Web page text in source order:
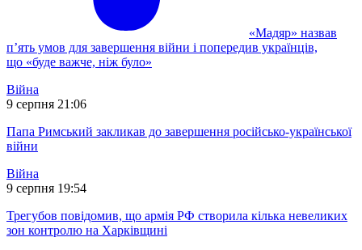
«Мадяр» назвав
п’ять умов для завершення війни і попередив українців,
що «буде важче, ніж було»
Війна
9 серпня 21:06
Папа Римський закликав до завершення російсько-української
війни
Війна
9 серпня 19:54
Трегубов повідомив, що армія РФ створила кілька невеликих
зон контролю на Харківщині